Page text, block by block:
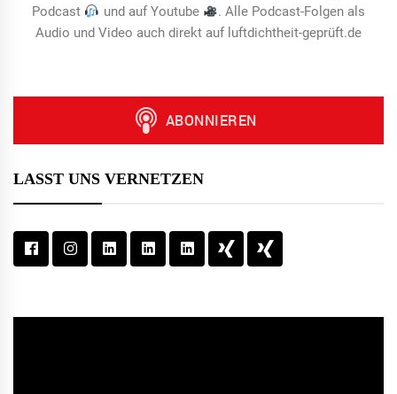
Podcast
und auf Youtube
. Alle Podcast-Folgen als
Audio und Video auch direkt auf luftdichtheit-geprüft.de
LASST UNS VERNETZEN